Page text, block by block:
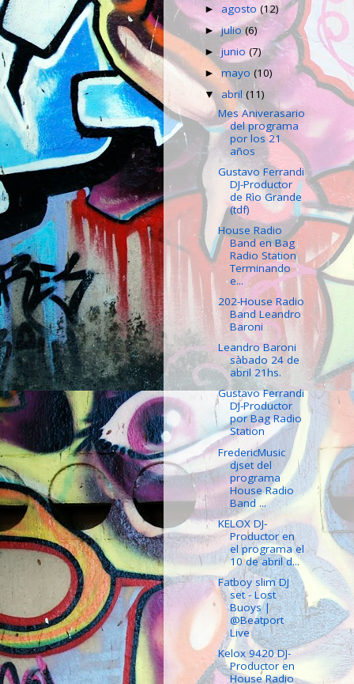
►agosto(12)
►julio(6)
►junio(7)
►mayo(10)
▼abril(11)
Mes Aniverasario
del programa
por los 21
años
Gustavo Ferrandi
DJ-Productor
de Rìo Grande
(tdf)
House Radio
Band en Bag
Radio Station
Terminando
e...
202-House Radio
Band Leandro
Baroni
Leandro Baroni
sàbado 24 de
abril 21hs.
Gustavo Ferrandi
DJ-Productor
por Bag Radio
Station
FredericMusic
djset del
programa
House Radio
Band ...
KELOX DJ-
Productor en
el programa el
10 de abril d...
Fatboy slim DJ
set - Lost
Buoys |
@Beatport
Live
Kelox 9420 DJ-
Productor en
House Radio